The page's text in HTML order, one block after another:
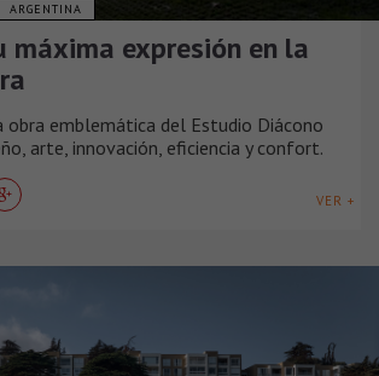
ARGENTINA
máxima expresión en la
obra emblemática del Estudio Diácono
arte, innovación, eficiencia y confort.
VER +